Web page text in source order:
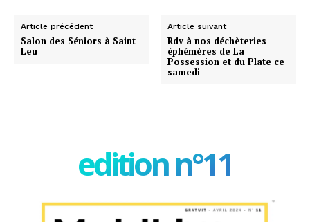
Article précédent
Salon des Séniors à Saint
Leu
Article suivant
Rdv à nos déchèteries
éphémères de La
Possession et du Plate ce
samedi
edition n°11